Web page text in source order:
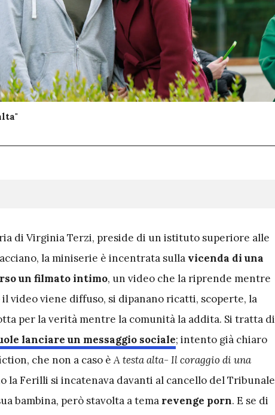
di Virginia Terzi, preside di un istituto superiore alle
la miniserie è incentrata sulla vicenda di una
un filmato intimo, un video che la riprende mentre
video viene diffuso, si dipanano ricatti, scoperte, la
per la verità mentre la comunità la addita. Si tratta di
lanciare un messaggio sociale; intento già chiaro
che non a caso èA testa alta- Il coraggio di una
la Ferilli si incatenava davanti al cancello del Tribunale
bambina, però stavolta a tema revenge porn. E se di